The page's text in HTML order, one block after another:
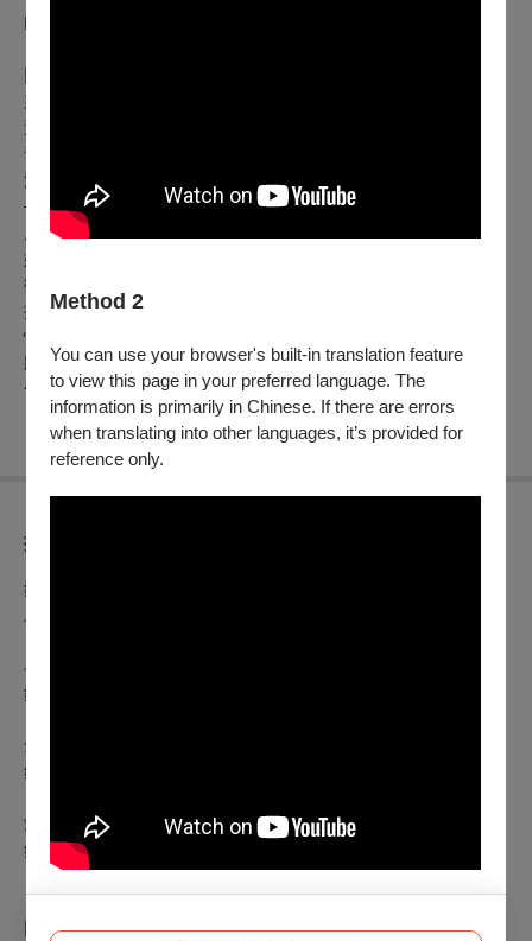
Method 2
You can use your browser's built-in translation feature
to view this page in your preferred language. The
information is primarily in Chinese. If there are errors
when translating into other languages, it’s provided for
reference only.
France, Belgium │1975 │ DCP │ Color │ 202min │ 輔15
來首度榮登「百大電影」榜首的女性導演。電影以珍妮德爾曼
這位單身、中年、有子、從事性工作的女性為主角，描繪她與
青少年兒子同住布魯塞爾的公寓家中，過著樸實、平凡的生
活。鏡頭緊隨飾演珍妮德爾曼的法國新浪潮女神黛芬賽麗格
——上街買菜、去郵局寄信、上咖啡廳、在廚房裡削馬鈴薯
皮、等待恩客上門、等待兒子返家後一同晚餐。日復一日，珍
妮德爾曼規律如常的生活，就在看似無事的日積月累中起了幽
微且劇烈的波瀾。
攝影機以類客觀紀錄的方式拍攝，刻意與角色保持距離、疏離
情感，寫實的長鏡頭卻襯托出獨特的「超級寫實主義」美學，
將女性不被重視的日常擺放至電影中，賦予其藝術性，呈現角
色鮮明的主體意識。
折扣方案
銷售時間 2024. 11.29（五）11:00起─12.26（四），售完為
早鳥票：200元╱張
銷售時間 2024. 11.29（五）─12.12（四）23:59止。
全票：260元╱張
銷售時間 2024. 12.13（五）─12.26（四）
愛心票：130 元╱張
銷售時間 2024. 11.29（五）─12.26（四）
＊電影片長超過150分鐘，各票價需加收20元
＊【愛心票】僅供65歲以上老人、身心障礙人士與乙名必要陪
同者購買，購票與入場時請出示相關證明，否則需補全票差